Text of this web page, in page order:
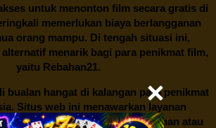
untuk menonton film secara gratis di
memerlukan biaya berlangganan
orang mampu. Di tengah situasi ini,
menarik bagi para penikmat film,
yaitu Rebahan21.
bualan hangat di kalangan para penikmat
Situs web ini menawarkan layanan
gratis tanpa perlu berlangganan atau